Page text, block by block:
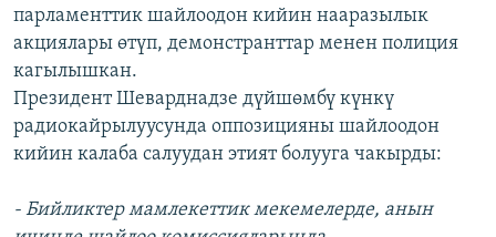
парламенттик шайлоодон кийин нааразылык
акциялары өтүп, демонстранттар менен полиция
кагылышкан.
Президент Шеварднадзе дүйшөмбү күнкү
радиокайрылуусунда оппозицияны шайлоодон
кийин калаба салуудан этият болууга чакырды:
- Бийликтер мамлекеттик мекемелерде, анын